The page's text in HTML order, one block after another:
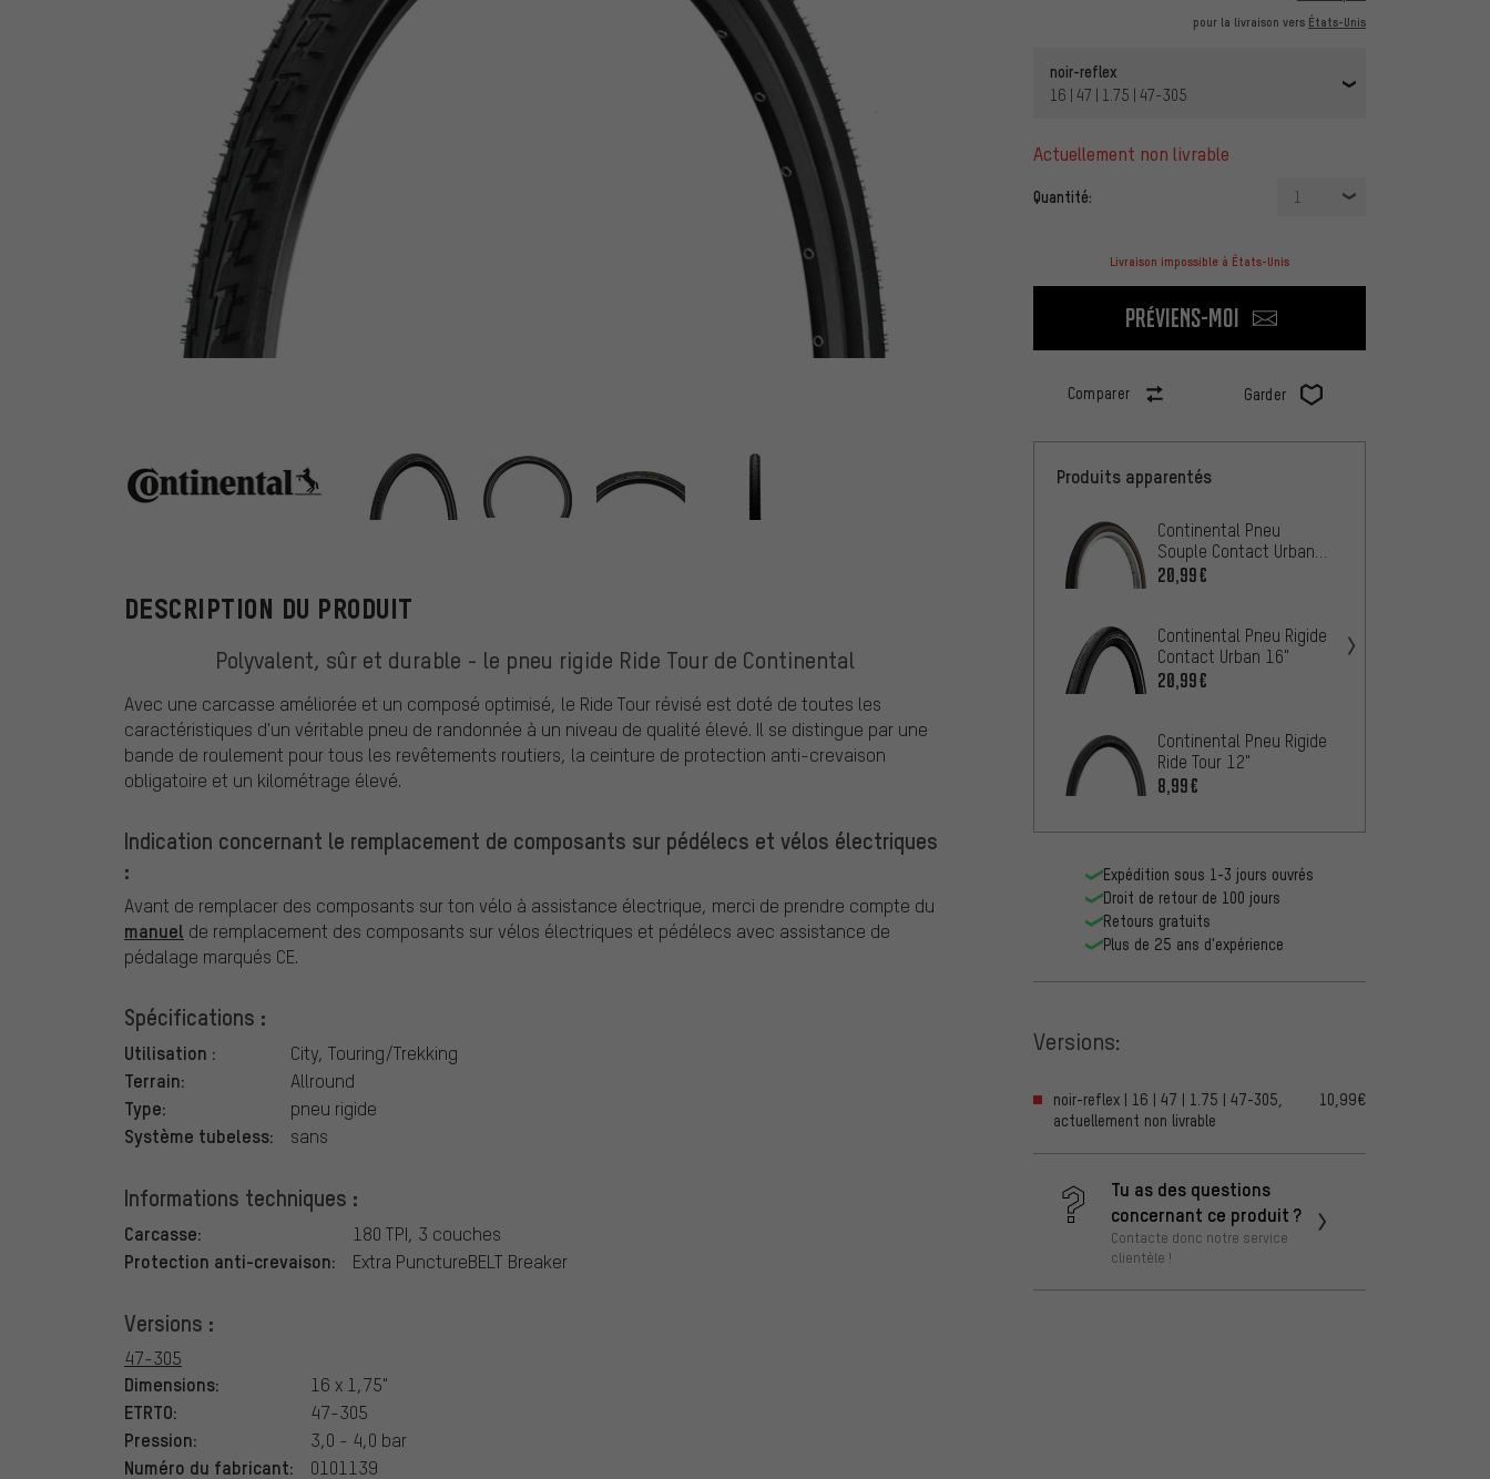
pour la livraison vers États-Unis
noir-reflex
16 | 47 | 1.75 | 47-305
actuellement non livrable
Quantité: 1
Livraison impossible à États-Unis
Préviens-moi
Comparer Garder
Continental
DESCRIPTION DU PRODUIT
Polyvalent, sûr et durable - le pneu rigide Ride Tour de Continental
Avec une carcasse améliorée et un composé optimisé, le Ride Tour révisé est doté de toutes les
caractéristiques d'un véritable pneu de randonnée à un niveau de qualité élevé. Il se distingue par une
bande de roulement pour tous les revêtements routiers, la ceinture de protection anti-crevaison
obligatoire et un kilométrage élevé.
Indication concernant le remplacement de composants sur pédélecs et vélos électriques
:
Avant de remplacer des composants sur ton vélo à assistance électrique, merci de prendre compte du
manuel de remplacement des composants sur vélos électriques et pédélecs avec assistance de
pédalage marqués CE.
Spécifications :
Utilisation : City, Touring/Trekking
Terrain: Allround
Type: pneu rigide
Système tubeless: sans
Informations techniques :
Carcasse: 180 TPI, 3 couches
Protection anti-crevaison: Extra PunctureBELT Breaker
Versions :
47-305
Dimensions: 16 x 1,75"
ETRTO: 47-305
Pression: 3,0 - 4,0 bar
Numéro du fabricant: 0101139
Produits apparentés
Continental Pneu
Souple Contact Urban
16"
20,99€
Continental Pneu Rigide
Contact Urban 16"
20,99€
Continental Pneu Rigide
Ride Tour 12"
8,99€
Expédition sous 1-3 jours ouvrés
Droit de retour de 100 jours
Retours gratuits
Plus de 25 ans d'expérience
Versions:
noir-reflex | 16 | 47 | 1.75 | 47-305,
actuellement non livrable
10,99€
Tu as des questions
concernant ce produit ?
Contacte donc notre service
clientèle !